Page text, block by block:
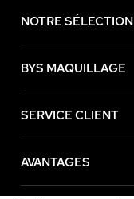
NOTRE SÉLECTION
BYS MAQUILLAGE
SERVICE CLIENT
AVANTAGES